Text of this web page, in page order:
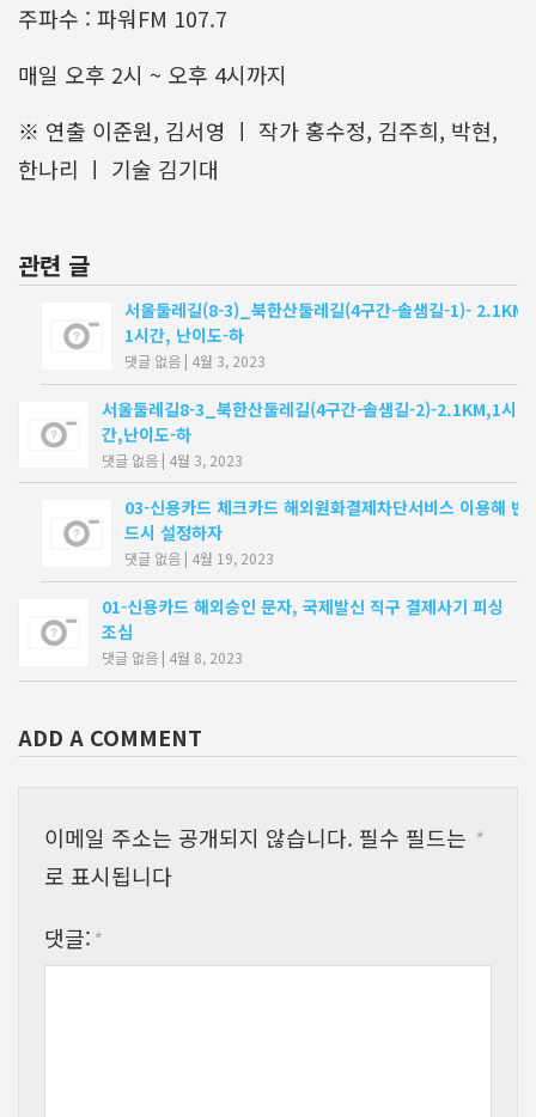
주파수 : 파워FM 107.7
매일 오후 2시 ~ 오후 4시까지
※ 연출 이준원, 김서영 ㅣ 작가 홍수정, 김주희, 박현,
한나리 ㅣ 기술 김기대
관련 글
서울둘레길(8-3)_북한산둘레길(4구간-솔샘길-1)- 2.1KM,
1시간, 난이도-하
댓글 없음 | 4월 3, 2023
서울둘레길8-3_북한산둘레길(4구간-솔샘길-2)-2.1KM,1시
간,난이도-하
댓글 없음 | 4월 3, 2023
03-신용카드 체크카드 해외원화결제차단서비스 이용해 반
드시 설정하자
댓글 없음 | 4월 19, 2023
01-신용카드 해외승인 문자, 국제발신 직구 결제사기 피싱
조심
댓글 없음 | 4월 8, 2023
ADD A COMMENT
이메일 주소는 공개되지 않습니다. 필수 필드는 *
로 표시됩니다
댓글: *